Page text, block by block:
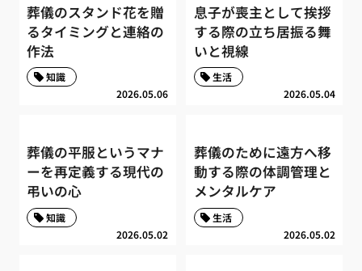
葬儀のスタンド花を贈
るタイミングと連絡の
作法
2026.05.06
知識
息子が喪主として挨拶
する際の立ち居振る舞
いと視線
2026.05.04
生活
葬儀の平服というマナ
ーを再定義する現代の
弔いの心
2026.05.02
知識
葬儀のために遠方へ移
動する際の体調管理と
メンタルケア
2026.05.02
生活